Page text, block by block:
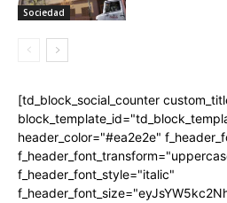
Sociedad
[td_block_social_counter
header_color="#ea2e2e"
f_header_font_style="italic"